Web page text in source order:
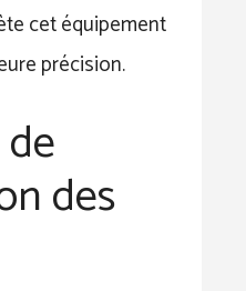
cet équipement
précision.
des